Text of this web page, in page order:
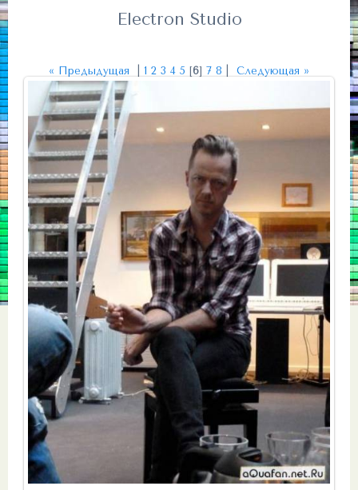
Electron Studio
« Предыдущая 1 2 3 4 5 [6] 7 8 Следующая »